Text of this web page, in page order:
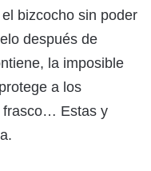
bizcocho sin poder
después de
la imposible
a los
frasco… Estas y